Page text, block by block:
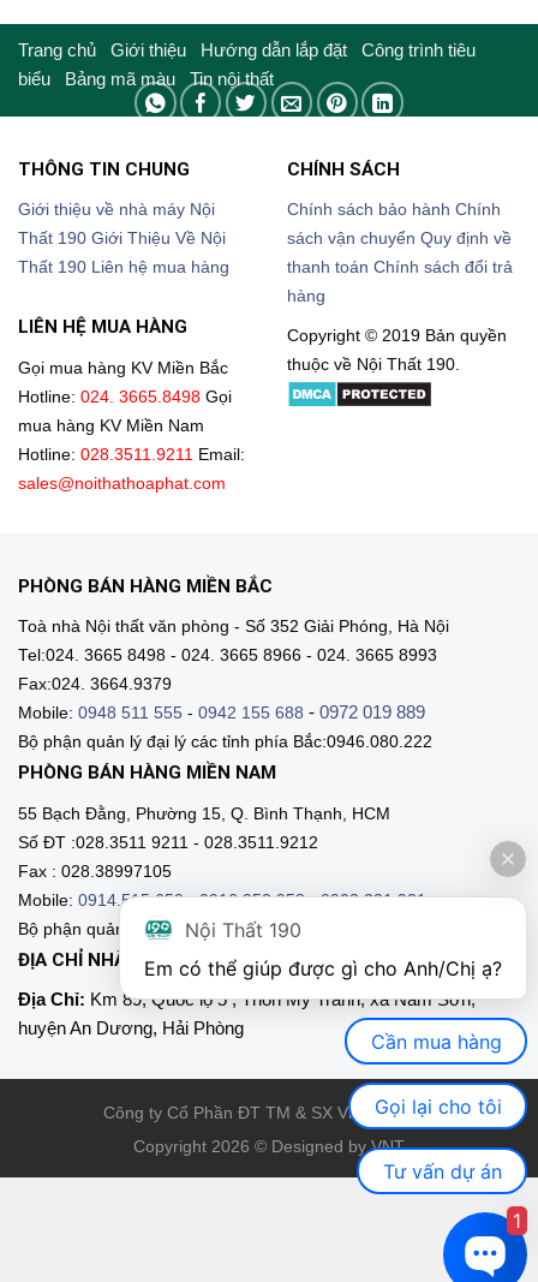
Trang chủ Giới thiệu Hướng dẫn lắp đặt Công trình tiêu
biểu
Bảng mã màu Tin nội thất
THÔNG TIN CHUNG
Giới thiệu về nhà máy Nội
Thất 190 Giới Thiệu Về Nội
Thất 190 Liên hệ mua hàng
CHÍNH SÁCH
Chính sách bảo hành Chính
sách vận chuyển Quy định về
thanh toán Chính sách đổi trả
hàng
LIÊN HỆ MUA HÀNG
Gọi mua hàng KV Miền Bắc
Hotline: 024. 3665.8498 Gọi
mua hàng KV Miền Nam
Hotline: 028.3511.9211 Email:
sales@noithathoaphat.com
Copyright © 2019 Bản quyền
thuộc về Nội Thất 190.
PHÒNG BÁN HÀNG MIỀN BẮC
Toà nhà Nội thất văn phòng - Số 352 Giải Phóng, Hà Nội
Tel:024. 3665 8498 - 024. 3665 8966 - 024. 3665 8993
Fax:024. 3664.9379
Mobile: 0948 511 555 - 0942 155 688 - 0972 019 889
Bộ phận quản lý đại lý các tỉnh phía Bắc:0946.080.222
PHÒNG BÁN HÀNG MIỀN NAM
55 Bạch Đằng, Phường 15, Q. Bình Thạnh, HCM
Số ĐT :028.3511 9211 - 028.3511.9212
Fax : 028.38997105
Mobile: 0914.515.659-0916.952.958-0903.331.921
Bộ phận quản lý đại lý các tỉnh phía Nam:0903.331.9211
ĐỊA CHỈ NHÀ MÁY SẢN XUẤT
Địa Chỉ: Km 89, Quốc lộ 5 , Thôn Mỹ Tranh, xã Nam Sơn,
huyện An Dương, Hải Phòng
Công ty Cổ Phần ĐT TM & SX Việt Nội Thất
Copyright 2026 © Designed by VNT
Nội Thất 190
Cần mua hàng
Gọi lại cho tôi
Tư vấn dự án
1